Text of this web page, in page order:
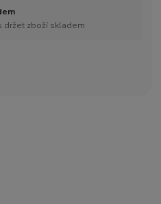
držet zboží skladem